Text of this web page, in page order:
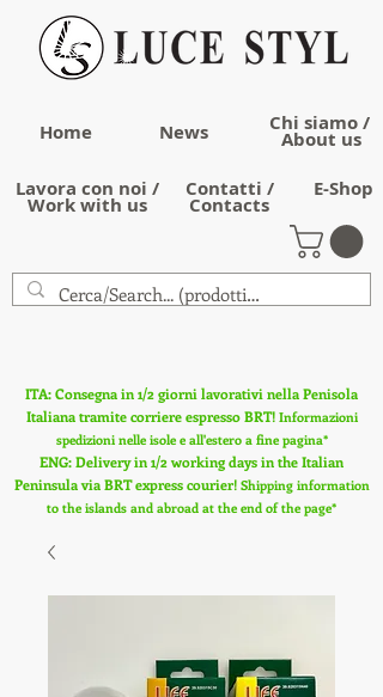
Home News Chi siamo /
About us
Lavora con noi /
Work with us
Contatti /
Contacts
E-Shop
ITA: Consegna in 1/2 giorni lavorativi nella Penisola
Italiana tramite corriere espresso BRT! Informazioni
spedizioni nelle isole e all'estero a fine pagina*
ENG: Delivery in 1/2 working days in the Italian
Peninsula via BRT express courier! Shipping information
to the islands and abroad at the end of the page*